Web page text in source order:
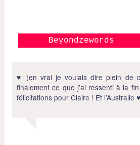
Beyondzewords
♥ (en vrai je voulais dire plein de
finalement ce que j’ai ressenti à la
félicitations pour Claire ! Et l’Australie